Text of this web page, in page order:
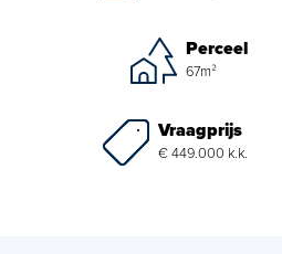
Perceel
67m²
Vraagprijs
€ 449.000 k.k.